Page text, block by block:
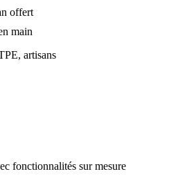
offert
main
artisans
fonctionnalités sur mesure